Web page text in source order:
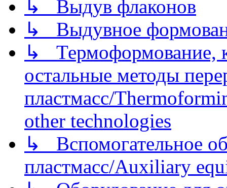
↳ Выдув флаконов
↳ Выдувное
↳ Термоформование,
остальные методы
пластмасс/
other technologies
↳ Вспомогательное
пластмасс/Auxiliary